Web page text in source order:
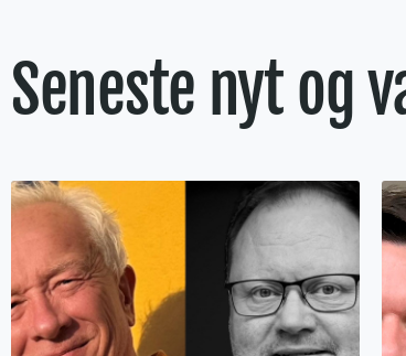
Seneste nyt og